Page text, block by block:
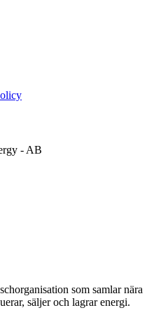
- AB
som samlar nära
säljer och lagrar energi.